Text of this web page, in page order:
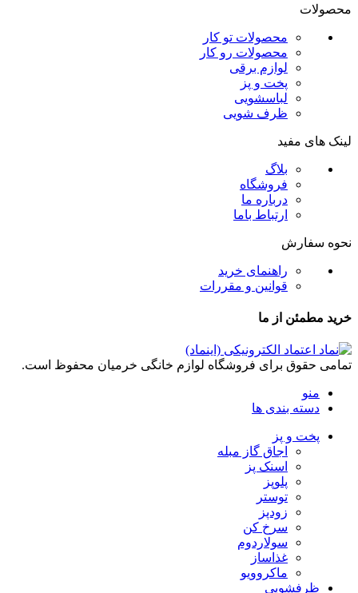
محصولات
محصولات تو کار
محصولات رو کار
لوازم برقی
پخت و پز
لباسشویی
ظرف شویی
لینک های مفید
بلاگ
فروشگاه
درباره ما
ارتباط باما
نحوه سفارش
راهنمای خرید
قوانین و مقررات
خرید مطمئن از ما
تمامی حقوق برای فروشگاه لوازم خانگی خرمیان محفوظ است.
منو
دسته بندی ها
پخت و پز
اجاق گاز مبله
اسنک پز
پلوپز
توستر
زودپز
سرخ کن
سولاردوم
غذاساز
ماکروویو
ظرفشویی